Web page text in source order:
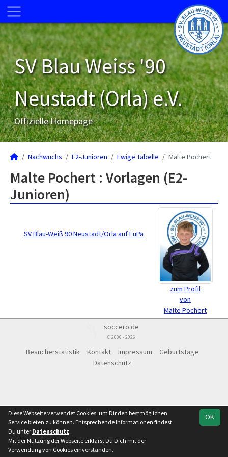
SV Blau Weiss '90
Neustadt (Orla) e.V.
Offizielle Homepage
Nachwuchs E2-Junioren Ewige Tabelle Malte Pochert
Malte Pochert : Vorlagen (E2-
Junioren)
zum Profil
von
Malte Pochert
SV Blau-Weiß 90 Neustadt/Orla auf FuPa
soccero.de
© 2006 - 2026
Besucherstatistik Kontakt Impressum
Geburtstage
Datenschutz
OK
Diese Webseite verwendet Cookies, um Dir den bestmöglichen
Service bieten zu können. Entsprechende Informationen findest
Du unter Datenschutz.
Mit der Nutzung der Webseite erklärst Du Dich mit der
Verwendung von Cookies einverstanden.